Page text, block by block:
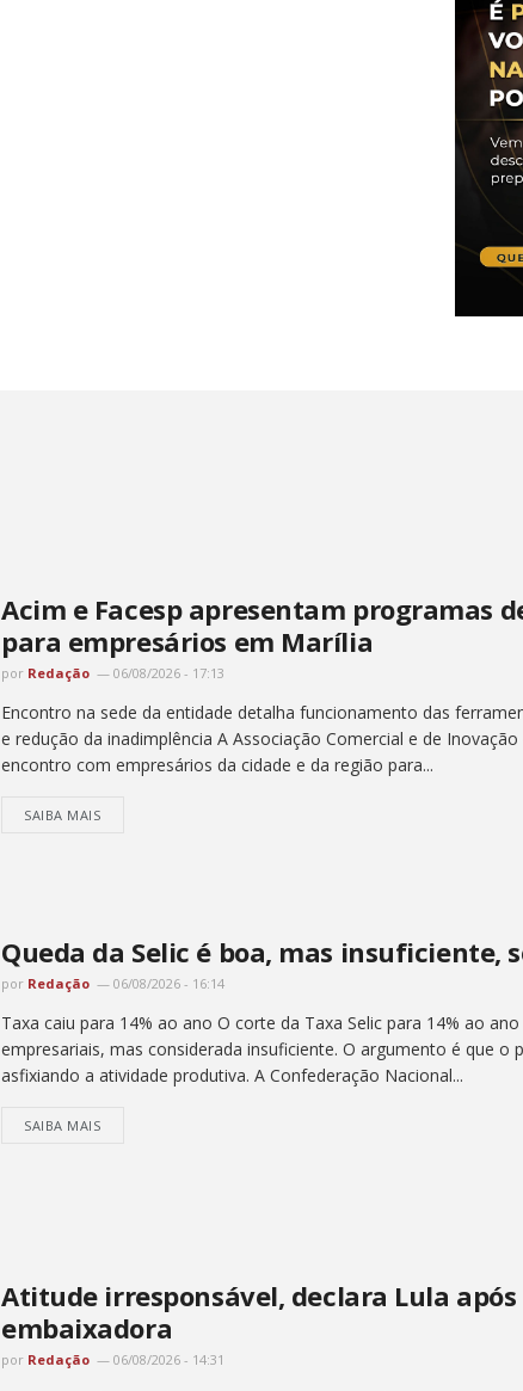
Acim e Facesp apresentam programas
para empresários em Marília
por Redação 06/08/2026 - 17:13
Encontro na sede da entidade detalha funcionamento das
e redução da inadimplência A Associação Comercial e de
encontro com empresários da cidade e da região para...
SAIBA MAIS
Queda da Selic é boa, mas insuficiente,
por Redação 06/08/2026 - 16:14
Taxa caiu para 14% ao ano O corte da Taxa Selic para 14% ao
empresariais, mas considerada insuficiente. O argumento é que
asfixiando a atividade produtiva. A Confederação Nacional...
SAIBA MAIS
Atitude irresponsável, declara Lula
embaixadora
por Redação 06/08/2026 - 14:31